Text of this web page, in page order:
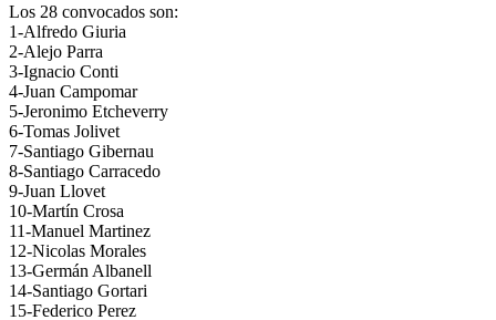
Los 28 convocados son:
1-Alfredo Giuria
2-Alejo Parra
3-Ignacio Conti
4-Juan Campomar
5-Jeronimo Etcheverry
6-Tomas Jolivet
7-Santiago Gibernau
8-Santiago Carracedo
9-Juan Llovet
10-Martín Crosa
11-Manuel Martinez
12-Nicolas Morales
13-Germán Albanell
14-Santiago Gortari
15-Federico Perez